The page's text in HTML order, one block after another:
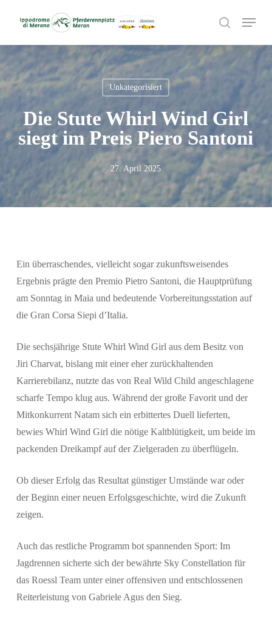
content
search
Menu
Unkategorisiert
Die Stute Whirl Wind Girl
siegt im Preis Piero Santoni
27. April 2025
Ein überraschendes, vielleicht sogar zukunftsweisendes
Ergebnis prägte den Premio Pietro Santoni, die Hauptprüfung
am Sonntag in Maia und bedeutende Vorbereitungsstation auf
die Gran Corsa Siepi d’Italia.
Die sechsjährige Stute Whirl Wind Girl aus dem Besitz von
Jiri Charvat, bislang mit einer eher zurückhaltenden
Karrierebilanz, nutzte das von Real Wild Child angeschlagene
scharfe Tempo klug aus. Während der große Favorit und der
Mitkonkurrent Natam sich ein erbittertes Duell lieferten,
bewies Whirl Wind Girl die nötige Kaltblütigkeit, um beide im
packenden Dreikampf auf der Zielgeraden zu überflügeln.
Ob dieser Erfolg das Resultat günstiger Umstände war oder
der Beginn einer neuen Erfolgsgeschichte, wird die Zukunft
zeigen.
Auch das restliche Programm bot spannenden Sport: Im
Jagdrennen sicherte sich der bewährte Sky Constellation für
das Roessl Team unter einer offensiven und entschlossenen
Reiterleistung von Gabriele Agus den Sieg.